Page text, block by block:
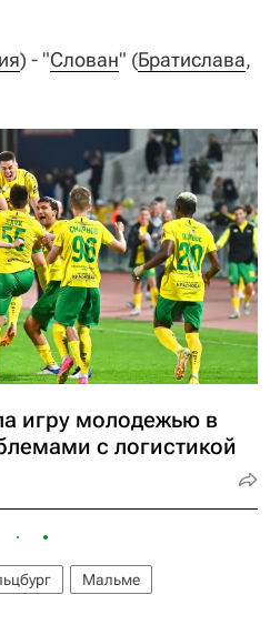
) - "Слован" (Братислава,
игру молодежью в
с логистикой
Мальме